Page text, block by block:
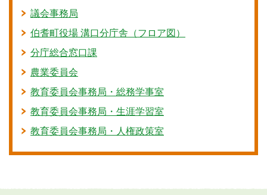
議会事務局
伯耆町役場 溝口分庁舎（フロア図）
分庁総合窓口課
農業委員会
教育委員会事務局・総務学事室
教育委員会事務局・生涯学習室
教育委員会事務局・人権政策室